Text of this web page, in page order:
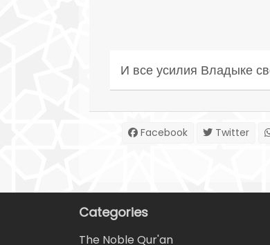
И все усилия Владыке
Facebook Twitter
Categories
The Noble Qur'an